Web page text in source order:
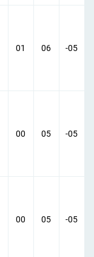
01 06 -05
00 05 -05
00 05 -05